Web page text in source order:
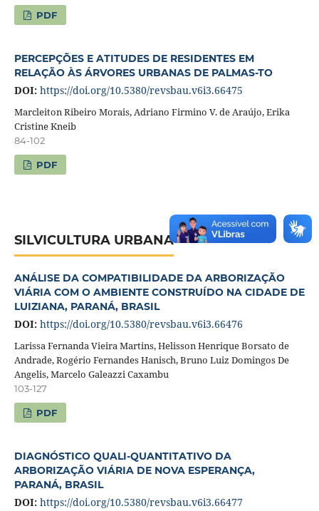
PDF
PERCEPÇÕES E ATITUDES DE RESIDENTES EM
RELAÇÃO ÀS ÁRVORES URBANAS DE PALMAS-TO
DOI: https://doi.org/10.5380/revsbau.v6i3.66475
Marcleiton Ribeiro Morais, Adriano Firmino V. de Araújo, Erika
Cristine Kneib
84-102
PDF
SILVICULTURA URBANA
ANÁLISE DA COMPATIBILIDADE DA ARBORIZAÇÃO
VIÁRIA COM O AMBIENTE CONSTRUÍDO NA CIDADE DE
LUIZIANA, PARANÁ, BRASIL
DOI: https://doi.org/10.5380/revsbau.v6i3.66476
Larissa Fernanda Vieira Martins, Helisson Henrique Borsato de
Andrade, Rogério Fernandes Hanisch, Bruno Luiz Domingos De
Angelis, Marcelo Galeazzi Caxambu
103-127
PDF
DIAGNÓSTICO QUALI-QUANTITATIVO DA
ARBORIZAÇÃO VIÁRIA DE NOVA ESPERANÇA,
PARANÁ, BRASIL
DOI: https://doi.org/10.5380/revsbau.v6i3.66477